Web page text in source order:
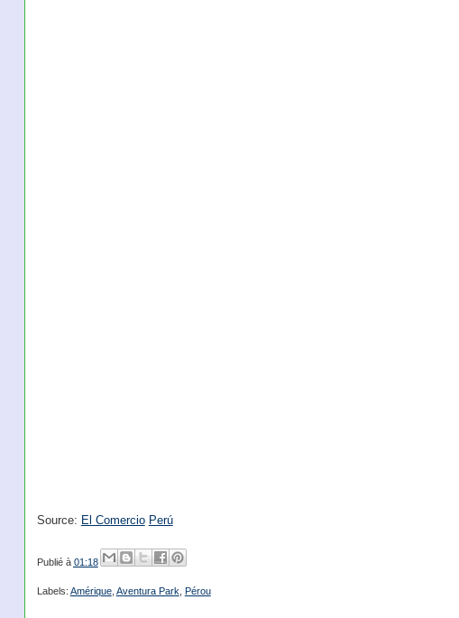
Source: El Comercio Perú
Publié à 01:18
Labels: Amérique, Aventura Park, Pérou